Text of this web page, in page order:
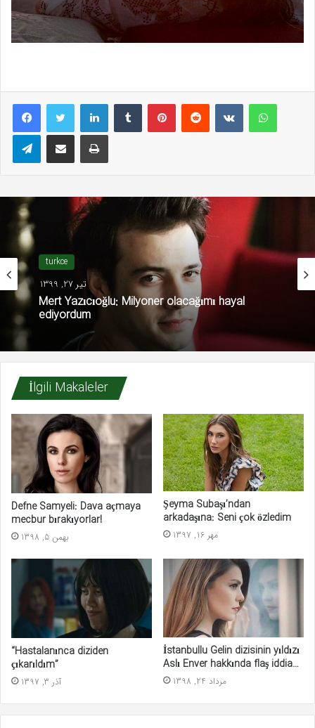
LinkedInTumblr PinterestReddit VKontakte
TelegramE-Posta ile paylaş Yazdır
turkce
تیر 27, 1399
Mert Yazıcıoğlu: Milyoner olacağımı hayal
ediyordum
İlgili Makaleler
Defne Samyeli: Dava açmaya
mecbur bırakıyorlar!
بهمن 5, 1398
Şeyma Subaşı’ndan
arkadaşına: Seni çok özledim
مهر 16, 1397
“Hastalanınca diziden
çıkarıldım”
آذر 3, 1397
İstanbullu Gelin dizisinin yıldızı
Aslı Enver hakkında flaş iddia…
مرداد 24, 1398